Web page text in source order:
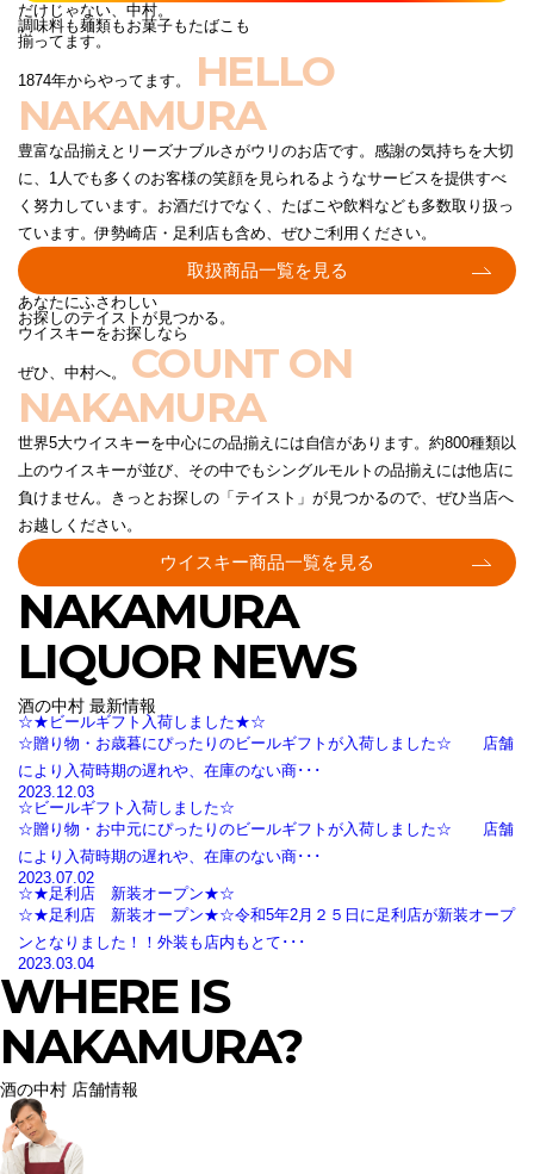
だけじゃない、中村。
調味料も麺類もお菓子もたばこも
揃ってます。
1874年からやってます。
HELLO
NAKAMURA
豊富な品揃えとリーズナブルさがウリのお店です。感謝の気持ちを大切
に、1人でも多くのお客様の笑顔を見られるようなサービスを提供すべ
く努力しています。お酒だけでなく、たばこや飲料なども多数取り扱っ
ています。伊勢崎店・足利店も含め、ぜひご利用ください。
取扱商品一覧を見る
あなたにふさわしい
お探しのテイストが見つかる。
ウイスキーをお探しなら
ぜひ、中村へ。 COUNT ON
NAKAMURA
世界5大ウイスキーを中心にの品揃えには自信があります。約800種類以
上のウイスキーが並び、その中でもシングルモルトの品揃えには他店に
負けません。きっとお探しの「テイスト」が見つかるので、ぜひ当店へ
お越しください。
ウイスキー商品一覧を見る
NAKAMURA
LIQUOR NEWS
酒の中村 最新情報
☆★ビールギフト入荷しました★☆
☆贈り物・お歳暮にぴったりのビールギフトが入荷しました☆ 店舗
により入荷時期の遅れや、在庫のない商･･･
2023.12.03
☆ビールギフト入荷しました☆
☆贈り物・お中元にぴったりのビールギフトが入荷しました☆ 店舗
により入荷時期の遅れや、在庫のない商･･･
2023.07.02
☆★足利店 新装オープン★☆
☆★足利店 新装オープン★☆令和5年2月２５日に足利店が新装オープ
ンとなりました！！外装も店内もとて･･･
2023.03.04
WHERE IS
NAKAMURA?
酒の中村 店舗情報